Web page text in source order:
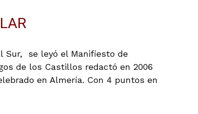
Sur, se leyó el Manifiesto de
de los Castillos redactó en 2006
en Almería. Con 4 puntos en